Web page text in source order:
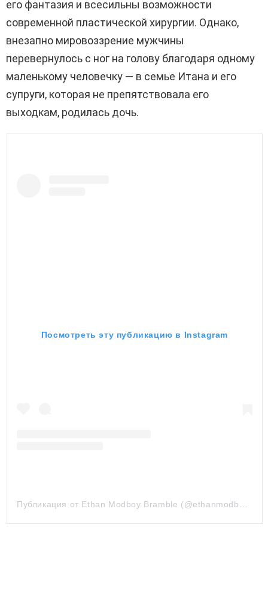
его фантазия и всесильны возможности
современной пластической хирургии. Однако,
внезапно мировоззрение мужчины
перевернулось с ног на голову благодаря одному
маленькому человечку — в семье Итана и его
супруги, которая не препятствовала его
выходкам, родилась дочь.
Посмотреть эту публикацию в Instagram